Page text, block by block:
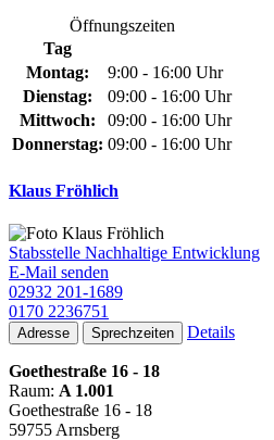
Öffnungszeiten
Tag
Montag:
9:00 - 16:00 Uhr
Dienstag:
09:00 - 16:00 Uhr
Mittwoch:
09:00 - 16:00 Uhr
Donnerstag: 09:00 - 16:00 Uhr
Klaus Fröhlich
Stabsstelle Nachhaltige Entwicklung
E-Mail senden
02932 201-1689
0170 2236751
Adresse Sprechzeiten Details
Goethestraße 16 - 18
Raum: A 1.001
Goethestraße 16 - 18
59755 Arnsberg